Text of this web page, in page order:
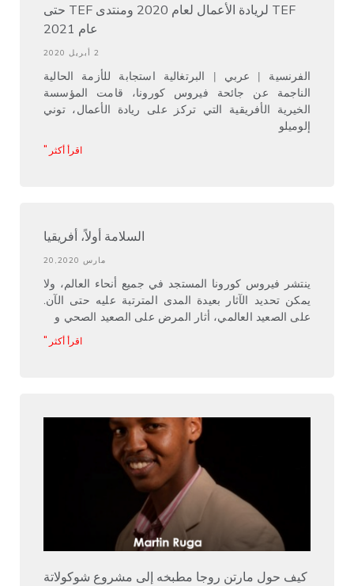
TEF لريادة الأعمال لعام 2020 ومنتدى TEF حتى
عام 2021
2 أبريل 2020
الفرنسية | عربي | البرتغالية استجابة للأزمة الحالية
الناجمة عن جائحة فيروس كورونا، قامت المؤسسة
الخيرية الأفريقية التي تركز على ريادة الأعمال، توني
إلوميلو
اقرأ أكثر "
السلامة أولاً، أفريقيا
مارس 20,2020
ينتشر فيروس كورونا المستجد في جميع أنحاء العالم، ولا
يمكن تحديد الآثار بعيدة المدى المترتبة عليه حتى الآن.
على الصعيد العالمي، أثار المرض على الصعيد الصحي و
اقرأ أكثر "
كيف حول مارتن روجا مطبخه إلى مشروع شوكولاتة